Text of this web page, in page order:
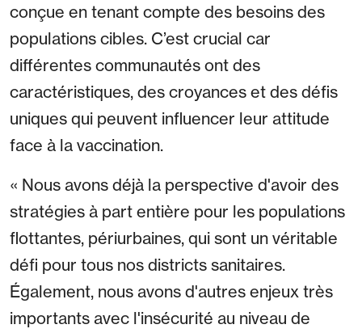
conçue en tenant compte des besoins des
populations cibles. C’est crucial car
différentes communautés ont des
caractéristiques, des croyances et des défis
uniques qui peuvent influencer leur attitude
face à la vaccination.
« Nous avons déjà la perspective d'avoir des
stratégies à part entière pour les populations
flottantes, périurbaines, qui sont un véritable
défi pour tous nos districts sanitaires.
Également, nous avons d'autres enjeux très
importants avec l'insécurité au niveau de